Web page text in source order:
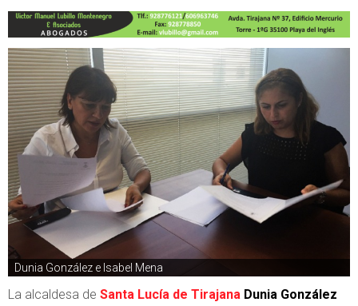
Dunia González e Isabel Mena
La alcaldesa de Santa Lucía de Tirajana Dunia González